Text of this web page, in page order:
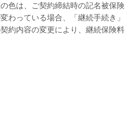
色は、ご契約締結時の記名被保
わっている場合、「継続手続き
約内容の変更により、継続保険